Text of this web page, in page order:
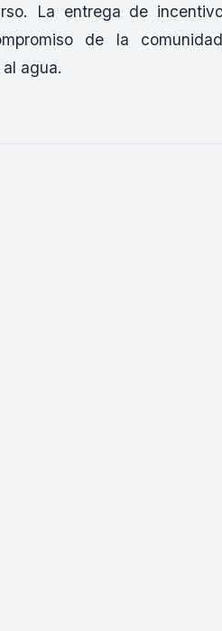
La entrega de
de la
agua.